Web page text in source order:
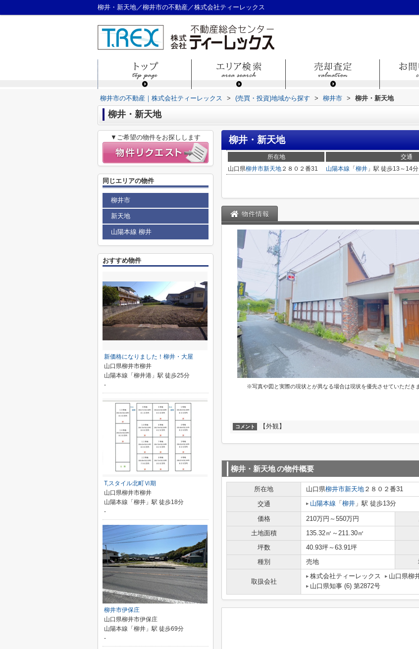
柳井・新天地／柳井市の不動産／株式会社ティーレックス
柳井市の不動産｜株式会社ティーレックス > (売買・投資)地域から探す > 柳井市 > 柳井・新天地
柳井・新天地
柳井・新天地
所在地
交通
山口県柳井市新天地 ２８０２番31 山陽本線 「 柳井 」駅 徒歩13～14分
物件情報
※写真や図と実際の現状とが異なる場合は現状を優先させていただき
コメント 【外観】
柳井・新天地の物件概要
所在地 山口県柳井市新天地 ２８０２番31
交通
山陽本線 「 柳井 」駅 徒歩13分
価格 210万円～550万円
土地面積
135.32㎡～211.30㎡
坪数
40.93坪～63.91坪
種別
売地
取扱会社
株式会社ティーレックス 山口県柳
山口県知事 (6) 第2872号
▼ご希望の物件をお探しします
同じエリアの物件
柳井市
新天地
山陽本線 柳井
おすすめ物件
新価格になりました！柳井・大屋
山口県柳井市柳井
山陽本線「柳井港」駅 徒歩25分
-
T,スタイル北町Ⅵ期
山口県柳井市柳井
山陽本線「柳井」駅 徒歩18分
-
柳井市伊保庄
山口県柳井市伊保庄
山陽本線「柳井」駅 徒歩69分
-